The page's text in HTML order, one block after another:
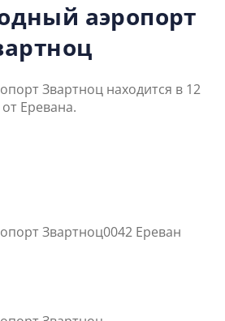
аэропорт
Звартноц находится в 12
Еревана.
Звартноц0042 Ереван